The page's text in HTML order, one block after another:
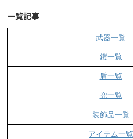
一覧記事
武器一覧
鎧一覧
盾一覧
兜一覧
装飾品一覧
アイテム一覧